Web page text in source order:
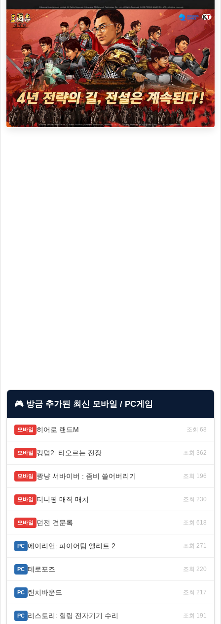
🎮 방금 추가된 최신 모바일 / PC게임
모바일 히어로 랜드M 조회 68
모바일 킹덤2: 타오르는 전장 조회 362
모바일 쾅냥 서바이버 : 좀비 쓸어버리기 조회 196
모바일 티니핑 매직 매치 조회 230
모바일 던전 견문록 조회 618
PC 에이리언: 파이어팀 엘리트 2 조회 271
PC 테로포즈 조회 220
PC 랜치바운드 조회 217
PC 리스토리: 힐링 전자기기 수리 조회 191